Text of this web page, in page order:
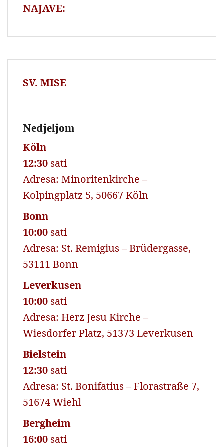
NAJAVE:
SV. MISE
Nedjeljom
Köln
12:30 sati
Adresa: Minoritenkirche –
Kolpingplatz 5, 50667 Köln
Bonn
10:00 sati
Adresa: St. Remigius – Brüdergasse,
53111 Bonn
Leverkusen
10:00 sati
Adresa: Herz Jesu Kirche –
Wiesdorfer Platz, 51373 Leverkusen
Bielstein
12:30 sati
Adresa: St. Bonifatius – Florastraße 7,
51674 Wiehl
Bergheim
16:00 sati